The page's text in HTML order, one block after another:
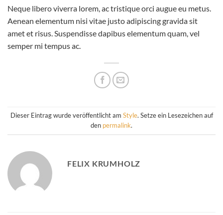
Neque libero viverra lorem, ac tristique orci augue eu metus.
Aenean elementum nisi vitae justo adipiscing gravida sit
amet et risus. Suspendisse dapibus elementum quam, vel
semper mi tempus ac.
Dieser Eintrag wurde veröffentlicht am Style. Setze ein Lesezeichen auf
den permalink.
FELIX KRUMHOLZ